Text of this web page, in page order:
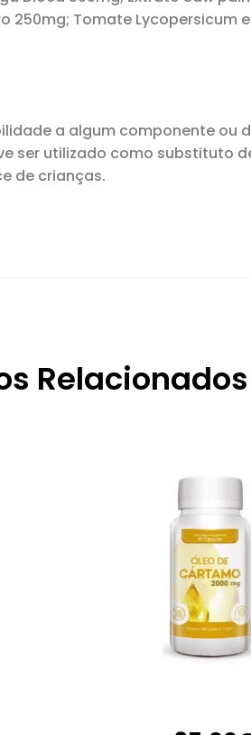
Tomate Lycopersicum
a algum componente
ser utilizado como substituto
de crianças.
Relacionados